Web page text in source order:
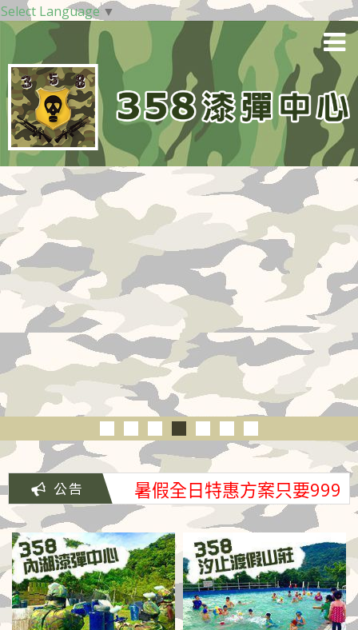
Select Language ▼
暑假全日特惠方案只要999
元/人(原價1350元)
暑假全日特惠方案只要999
元/人(原價1350元)